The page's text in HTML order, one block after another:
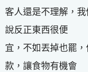
客人還是不理解，
說反正東西很便
宜，不如丟掉也罷
款，讓食物有機會